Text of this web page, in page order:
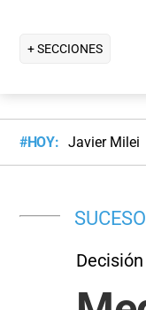
+ SECCIONES
#HOY: Javier Milei